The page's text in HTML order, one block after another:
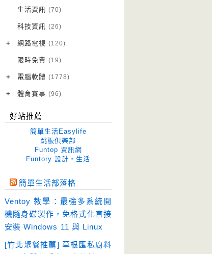
電腦遊戲
iOS 軟體
Root 相關
越獄JB
生活資訊 (70)
科技資訊 (26)
+ 網路電視 (120)
電視影集
電視節目
限時免費 (19)
+ 電腦軟體 (1778)
作業系統
優化軟體 (38)
光碟工具 (33)
免安裝 (641)
即時通訊 (23)
壓縮軟體 (9)
安全防護 (55)
影音播放 (51)
+ 體育賽事 (96)
好站推薦
簡單生活Easylife
跳板俱樂部
Funtop 資訊網
Funtory 設計‧生活
簡單生活部落格
Ventoy 教學：最強多系統開
機隨身碟製作，免格式化直接
安裝 Windows 11 與 Linux
[竹北聚餐推薦] 草根匯私廚料